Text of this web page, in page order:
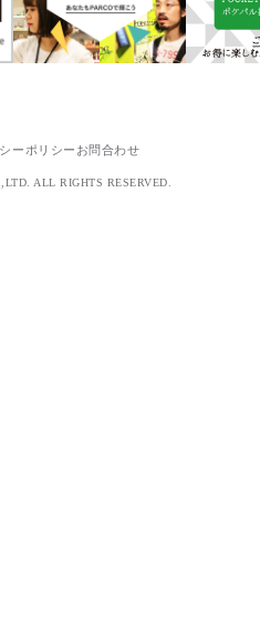
ーポリシー お問合わせ
ALL RIGHTS RESERVED.